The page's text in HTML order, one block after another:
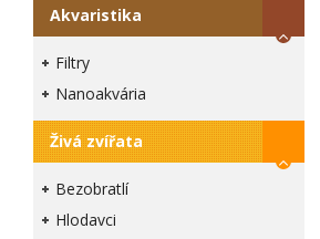
Akvaristika
Filtry
Nanoakvária
Živá zvířata
Bezobratlí
Hlodavci